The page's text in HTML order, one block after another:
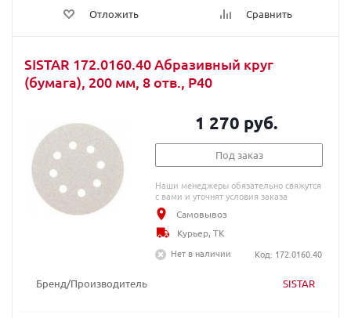
Отложить Сравнить
SISTAR 172.0160.40 Абразивный круг
(бумага), 200 мм, 8 отв., P40
Бренд/Производитель SISTAR
1 270 руб.
Под заказ
Наши менеджеры обязательно свяжутся
с вами и уточнят условия заказа
Самовывоз
Курьер, ТК
Нет в наличии
Код: 172.0160.40